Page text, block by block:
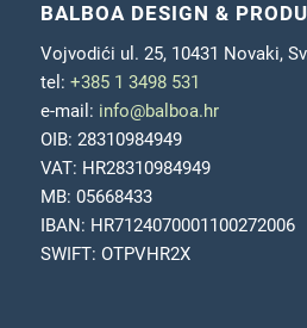
BALBOA DESIGN &
Vojvodići ul. 25, 10431 Novaki,
tel: +385 1 3498 531
e-mail: info@balboa.hr
OIB: 28310984949
VAT: HR28310984949
MB: 05668433
IBAN: HR7124070001100272006
SWIFT: OTPVHR2X